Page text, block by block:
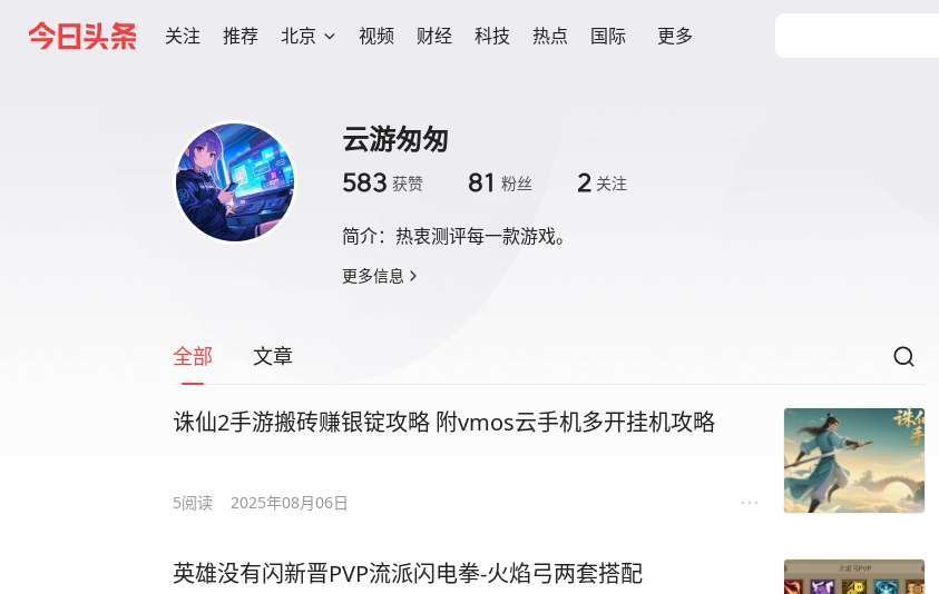
关注 推荐 北京 视频 财经 科技 热点 国际 更多
云游匆匆
583 获赞 81 粉丝 2 关注
简介： 热衷测评每一款游戏。
更多信息
全部 文章
诛仙2手游搬砖赚银锭攻略 附vmos云手机多开挂机攻略
5阅读 2025年08月06日
英雄没有闪新晋PVP流派闪电拳-火焰弓两套搭配